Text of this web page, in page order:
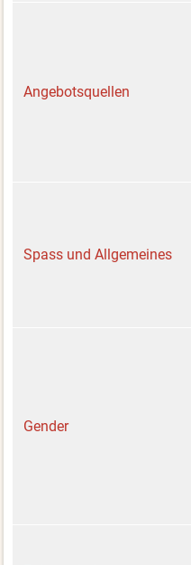
Angebotsquellen
Spass und Allgemeines
Gender